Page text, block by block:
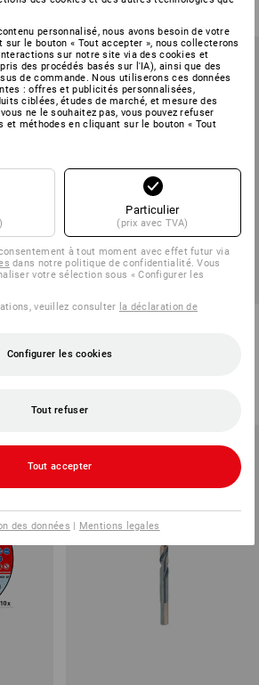
(TTC) à p. de 6 Lots
personnalisé, nous avons besoin de votre
sur le bouton « Tout accepter », nous collecterons
sur notre site via des cookies et
des procédés basés sur l'IA), ainsi que des
de commande. Nous utiliserons ces données
: offres et publicités personnalisées,
ciblées, études de marché, et mesure des
ne le souhaitez pas, vous pouvez refuser
et méthodes en cliquant sur le bouton « Tout
Particulier
(prix avec TVA)
à tout moment avec effet futur via
dans notre politique de confidentialité. Vous
votre sélection sous « Configurer les
veuillez consulter la déclaration de
Configurer les cookies
Tout refuser
Tout accepter
des données | Mentions legales